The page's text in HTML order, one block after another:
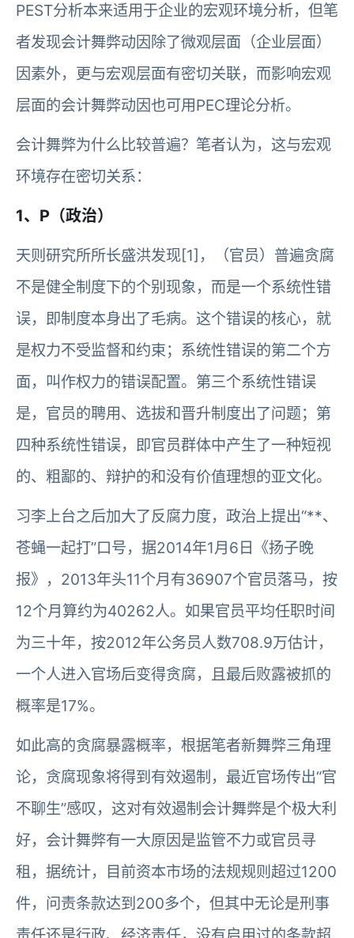
PEST分析本来适用于企业的宏观环境分析，但笔
者发现会计舞弊动因除了微观层面（企业层面）
因素外，更与宏观层面有密切关联，而影响宏观
层面的会计舞弊动因也可用PEC理论分析。
会计舞弊为什么比较普遍？笔者认为，这与宏观
环境存在密切关系：
1、P（政治）
天则研究所所长盛洪发现[1]，（官员）普遍贪腐
不是健全制度下的个别现象，而是一个系统性错
误，即制度本身出了毛病。这个错误的核心，就
是权力不受监督和约束；系统性错误的第二个方
面，叫作权力的错误配置。第三个系统性错误
是，官员的聘用、选拔和晋升制度出了问题；第
四种系统性错误，即官员群体中产生了一种短视
的、粗鄙的、辩护的和没有价值理想的亚文化。
习李上台之后加大了反腐力度，政治上提出“**、
苍蝇一起打”口号，据2014年1月6日《扬子晚
报》，2013年头11个月有36907个官员落马，按
12个月算约为40262人。如果官员平均任职时间
为三十年，按2012年公务员人数708.9万估计，
一个人进入官场后变得贪腐，且最后败露被抓的
概率是17%。
如此高的贪腐暴露概率，根据笔者新舞弊三角理
论，贪腐现象将得到有效遏制，最近官场传出“官
不聊生”感叹，这对有效遏制会计舞弊是个极大利
好，会计舞弊有一大原因是监管不力或官员寻
租，据统计，目前资本市场的法规规则超过1200
件，问责条款达到200多个，但其中无论是刑事